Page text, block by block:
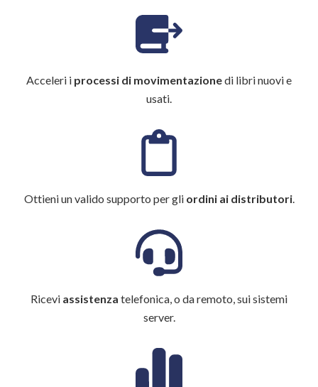
Acceleri i processi di movimentazionedi libri nuovi e
usati.
Ottieni un valido supporto per gli ordini ai distributori.
Ricevi assistenza telefonica, o da remoto, sui sistemi
server.